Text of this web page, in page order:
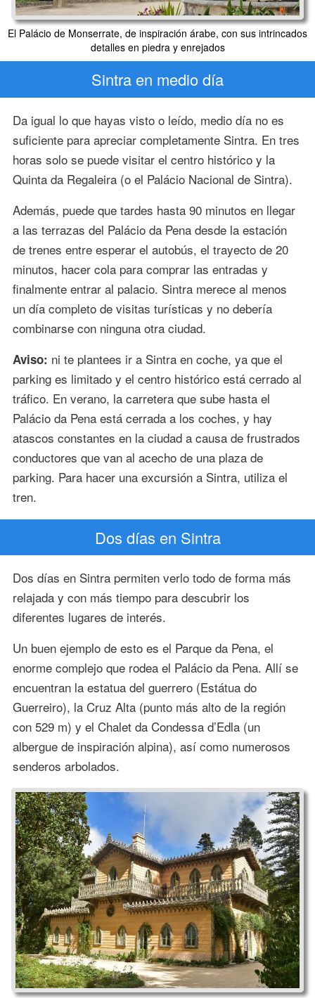
El Palácio de Monserrate, de inspiración árabe, con sus intrincados
detalles en piedra y enrejados
Sintra en medio día
Da igual lo que hayas visto o leído, medio día no es
suficiente para apreciar completamente Sintra. En tres
horas solo se puede visitar el centro histórico y la
Quinta da Regaleira (o el Palácio Nacional de Sintra).
Además, puede que tardes hasta 90 minutos en llegar
a las terrazas del Palácio da Pena desde la estación
de trenes entre esperar el autobús, el trayecto de 20
minutos, hacer cola para comprar las entradas y
finalmente entrar al palacio. Sintra merece al menos
un día completo de visitas turísticas y no debería
combinarse con ninguna otra ciudad.
Aviso: ni te plantees ir a Sintra en coche, ya que el
parking es limitado y el centro histórico está cerrado al
tráfico. En verano, la carretera que sube hasta el
Palácio da Pena está cerrada a los coches, y hay
atascos constantes en la ciudad a causa de frustrados
conductores que van al acecho de una plaza de
parking. Para hacer una excursión a Sintra, utiliza el
tren.
Dos días en Sintra
Dos días en Sintra permiten verlo todo de forma más
relajada y con más tiempo para descubrir los
diferentes lugares de interés.
Un buen ejemplo de esto es el Parque da Pena, el
enorme complejo que rodea el Palácio da Pena. Allí se
encuentran la estatua del guerrero (Estátua do
Guerreiro), la Cruz Alta (punto más alto de la región
con 529 m) y el Chalet da Condessa d’Edla (un
albergue de inspiración alpina), así como numerosos
senderos arbolados.